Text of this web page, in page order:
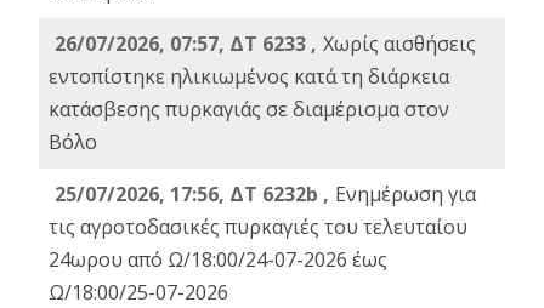
26/07/2026, 07:57, ΔΤ 6233 , Χωρίς αισθήσεις
εντοπίστηκε ηλικιωμένος κατά τη διάρκεια
κατάσβεσης πυρκαγιάς σε διαμέρισμα στον
Βόλο
25/07/2026, 17:56, ΔΤ 6232b , Ενημέρωση για
τις αγροτοδασικές πυρκαγιές του τελευταίου
24ωρου από Ω/18:00/24-07-2026 έως
Ω/18:00/25-07-2026